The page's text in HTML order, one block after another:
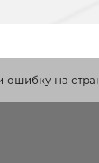
ошибку на